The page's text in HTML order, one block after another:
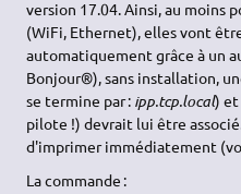
version 17.04. Ainsi, au moins
(WiFi, Ethernet), elles vont
automatiquement grâce à un
Bonjour®), sans installation,
se termine par : ipp.tcp.local) et
pilote !) devrait lui être
d'imprimer immédiatement
La commande :